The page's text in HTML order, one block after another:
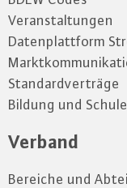
Veranstaltungen
Datenplattform
Standardverträge
Bildung und Schule
Verband
Bereiche und